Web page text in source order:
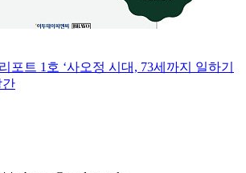
포트 1호 ‘사오정 시대, 73세까지 일하기
간